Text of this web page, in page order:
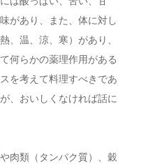
があり、また、体に対し
、温、涼、寒）があり、
何らかの薬理作用がある
を考えて料理すべきであ
、おいしくなければ話に
肉類（タンパク質）、穀